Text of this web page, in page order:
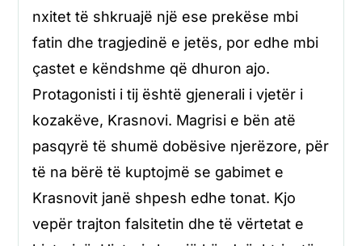
nxitet të shkruajë një ese prekëse mbi
fatin dhe tragjedinë e jetës, por edhe mbi
çastet e këndshme që dhuron ajo.
Protagonisti i tij është gjenerali i vjetër i
kozakëve, Krasnovi. Magrisi e bën atë
pasqyrë të shumë dobësive njerëzore, për
të na bërë të kuptojmë se gabimet e
Krasnovit janë shpesh edhe tonat. Kjo
vepër trajton falsitetin dhe të vërtetat e